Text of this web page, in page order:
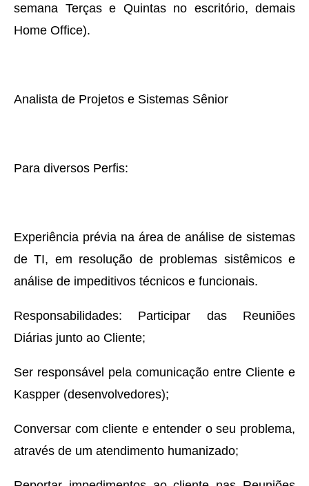
semana Terças e Quintas no escritório, demais
Home Office).
Analista de Projetos e Sistemas Sênior
Para diversos Perfis:
Experiência prévia na área de análise de sistemas
de TI, em resolução de problemas sistêmicos e
análise de impeditivos técnicos e funcionais.
Responsabilidades: Participar das Reuniões
Diárias junto ao Cliente;
Ser responsável pela comunicação entre Cliente e
Kaspper (desenvolvedores);
Conversar com cliente e entender o seu problema,
através de um atendimento humanizado;